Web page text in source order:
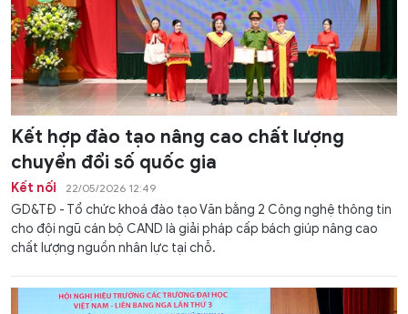
Kết hợp đào tạo nâng cao chất lượng
chuyển đổi số quốc gia
Kết nối 22/05/2026 12:49
GD&TĐ - Tổ chức khoá đào tạo Văn bằng 2 Công nghệ thông tin
cho đội ngũ cán bộ CAND là giải pháp cấp bách giúp nâng cao
chất lượng nguồn nhân lực tại chỗ.